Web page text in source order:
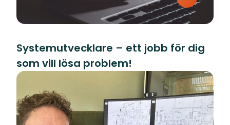
Systemutvecklare – ett jobb för dig
som vill lösa problem!